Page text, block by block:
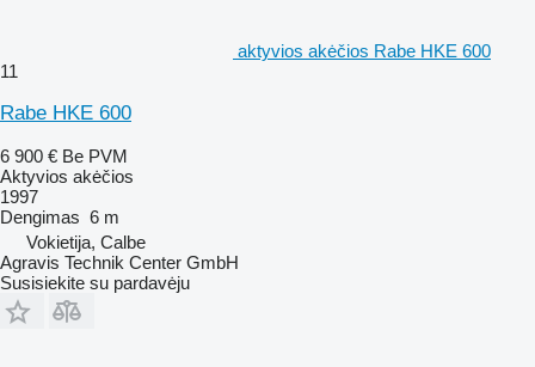
aktyvios akėčios Rabe HKE 600
11
Rabe HKE 600
6 900 € Be PVM
Aktyvios akėčios
1997
Dengimas 6 m
Vokietija, Calbe
Agravis Technik Center GmbH
Susisiekite su pardavėju